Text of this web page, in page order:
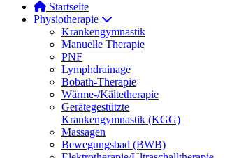
Startseite
Physiotherapie
Krankengymnastik
Manuelle Therapie
PNF
Lymphdrainage
Bobath-Therapie
Wärme-/Kältetherapie
Gerätegestützte
Krankengymnastik (KGG)
Massagen
Bewegungsbad (BWB)